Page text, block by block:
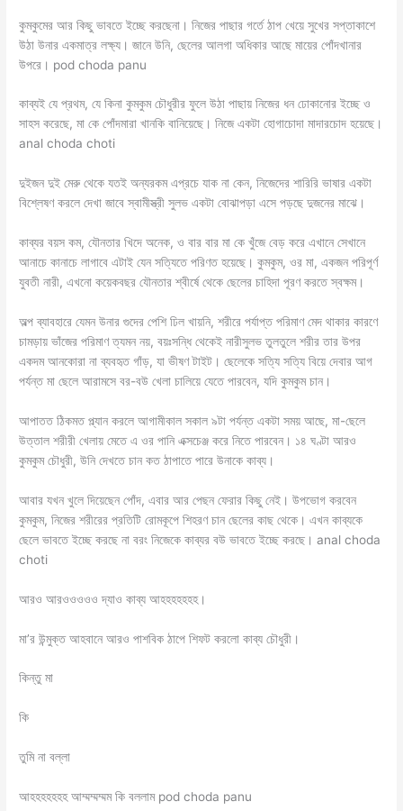
কুমকুমের আর কিছু ভাবতে ইচ্ছে করছেনা। নিজের পাছার গর্তে ঠাপ খেয়ে সুখের সপ্তাকাশে
উঠা উনার একমাত্র লক্ষ্য। জানে উনি, ছেলের আলগা অধিকার আছে মায়ের পোঁদখানার
উপরে। pod choda panu
কাব্যই যে প্রথম, যে কিনা কুমকুম চৌধুরীর ফুলে উঠা পাছায় নিজের ধন ঢোকানোর ইচ্ছে ও
সাহস করেছে, মা কে পোঁদমারা খানকি বানিয়েছে। নিজে একটা হোগাচোদা মাদারচোদ হয়েছে।
anal choda choti
দুইজন দুই মেরু থেকে যতই অন্যরকম এপ্রচে যাক না কেন, নিজেদের শারিরি ভাষার একটা
বিশ্লেষণ করলে দেখা জাবে স্বামীস্ত্রী সুলভ একটা বোঝাপড়া এসে পড়ছে দুজনের মাঝে।
কাব্যর বয়স কম, যৌনতার খিদে অনেক, ও বার বার মা কে খুঁজে বেড় করে এখানে সেখানে
আনাচে কানাচে লাগাবে এটাই যেন সত্যিতে পরিণত হয়েছে। কুমকুম, ওর মা, একজন পরিপূর্ণ
যুবতী নারী, এখনো কয়েকবছর যৌনতার শ্বীর্ষে থেকে ছেলের চাহিদা পূরণ করতে স্বক্ষম।
অল্প ব্যাবহারে যেমন উনার গুদের পেশি ঢিল খায়নি, শরীরে পর্যাপ্ত পরিমাণ মেদ থাকার কারণে
চামড়ায় ভাঁজের পরিমাণ ত্যমন নয়, বয়ঃসন্ধি থেকেই নারীসুলভ তুলতুলে শরীর তার উপর
একদম আনকোরা না ব্যবহৃত গাঁড়, যা ভীষণ টাইট। ছেলেকে সত্যি সত্যি বিয়ে দেবার আগ
পর্যন্ত মা ছেলে আরামসে বর-বউ খেলা চালিয়ে যেতে পারবেন, যদি কুমকুম চান।
আপাতত ঠিকমত প্ল্যান করলে আগামীকাল সকাল ৯টা পর্যন্ত একটা সময় আছে, মা-ছেলে
উত্তাল শরীরী খেলায় মেতে এ ওর পানি এক্সচেঞ্জ করে নিতে পারবেন। ১৪ ঘণ্টা আরও
কুমকুম চৌধুরী, উনি দেখতে চান কত ঠাপাতে পারে উনাকে কাব্য।
আবার যখন খুলে দিয়েছেন পোঁদ, এবার আর পেছন ফেরার কিছু নেই। উপভোগ করবেন
কুমকুম, নিজের শরীরের প্রতিটি রোমকূপে শিহরণ চান ছেলের কাছ থেকে। এখন কাব্যকে
ছেলে ভাবতে ইচ্ছে করছে না বরং নিজেকে কাব্যর বউ ভাবতে ইচ্ছে করছে। anal choda
choti
আরও আরওওওওও দ্যাও কাব্য আহহহহহহহ।
মা’র উন্মুক্ত আহবানে আরও পাশবিক ঠাপে শিফট করলো কাব্য চৌধুরী।
কিন্তু মা
কি
তুমি না বল্লা
আহহহহহহহ আম্মম্মম্মম কি বললাম pod choda panu